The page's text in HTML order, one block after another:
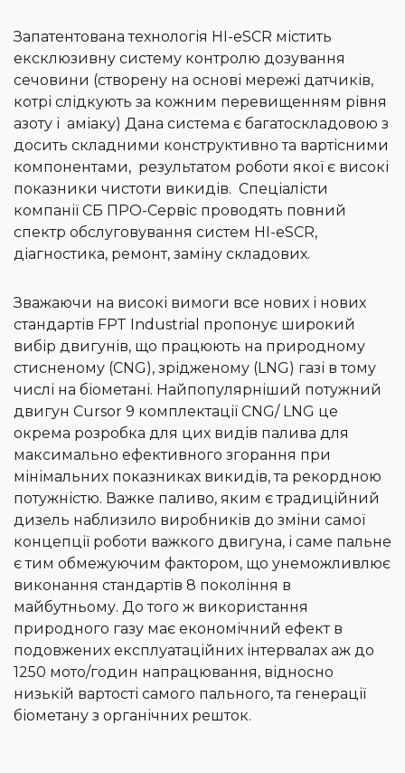
Запатентована технологія HI-eSCR містить
ексклюзивну систему контролю дозування
сечовини (створену на основі мережі датчиків,
котрі слідкують за кожним перевищенням рівня
азоту і аміаку) Дана система є багатоскладовою з
досить складними конструктивно та вартісними
компонентами, результатом роботи якої є високі
показники чистоти викидів. Спеціалісти
компанії СБ ПРО-Сервіс проводять повний
спектр обслуговування систем HI-eSCR,
діагностика, ремонт, заміну складових.
Зважаючи на високі вимоги все нових і нових
стандартів FPT Industrial пропонує широкий
вибір двигунів, що працюють на природному
стисненому (CNG), зрідженому (LNG) газі в тому
числі на біометані. Найпопулярніший потужний
двигун Cursor 9 комплектації CNG/ LNG це
окрема розробка для цих видів палива для
максимально ефективного згорання при
мінімальних показниках викидів, та рекордною
потужністю. Важке паливо, яким є традиційний
дизель наблизило виробників до зміни самої
концепції роботи важкого двигуна, і саме пальне
є тим обмежуючим фактором, що унеможливлює
виконання стандартів 8 покоління в
майбутньому. До того ж використання
природного газу має економічний ефект в
подовжених експлуатаційних інтервалах аж до
1250 мото/годин напрацювання, відносно
низькій вартості самого пального, та генерації
біометану з органічних решток.